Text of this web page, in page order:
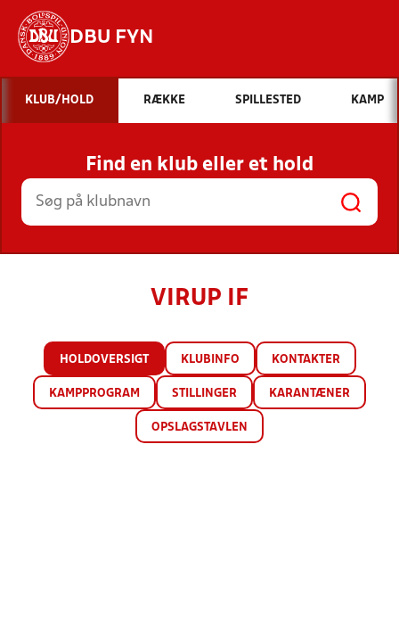
DBU FYN
Hvad vil du søge efter?
INDHOLD OG NYHEDER
STILLINGER, RESULTATER, KLUBBER OG
HOLD
KLUB/HOLD RÆKKE SPILLESTED KAMP
Find en klub eller et hold
VIRUP IF
HOLDOVERSIGT KLUBINFO KONTAKTER
KAMPPROGRAM STILLINGER KARANTÆNER
OPSLAGSTAVLEN